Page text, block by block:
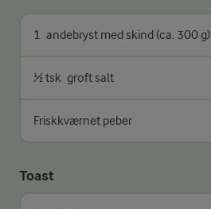
1 andebryst med skind (ca. 300 g)
½ tsk groft salt
Friskkværnet peber
Toast